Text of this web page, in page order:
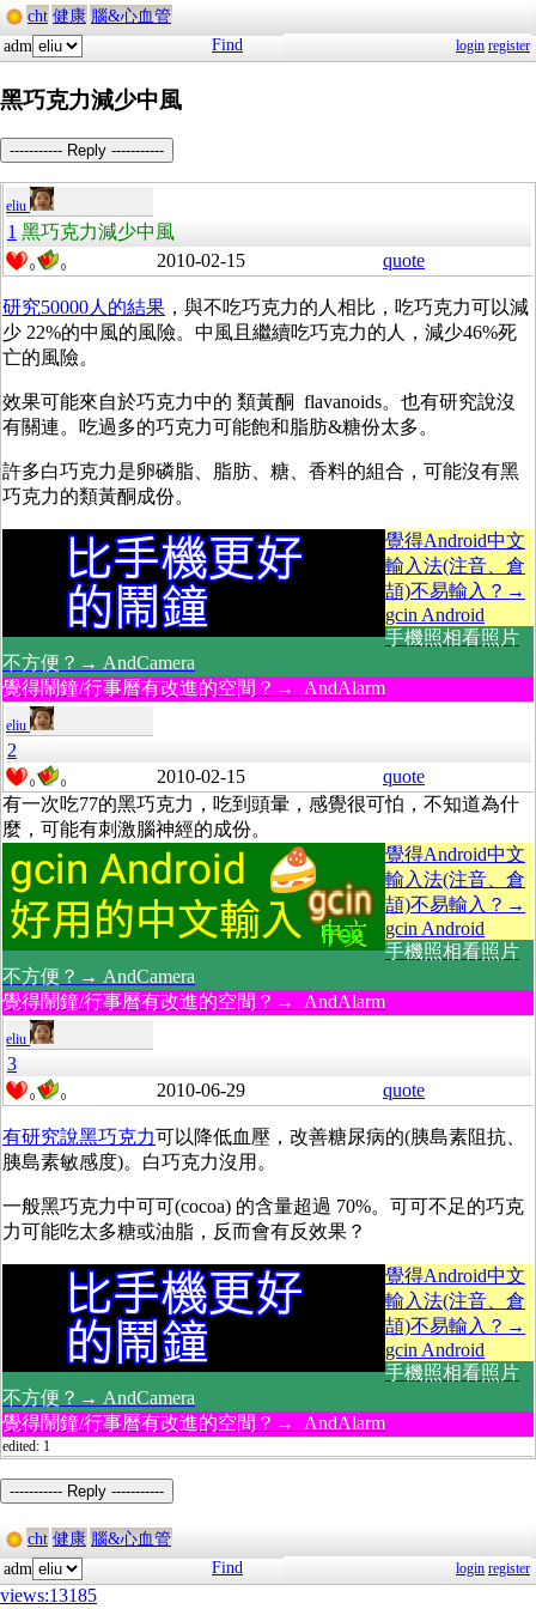
cht 健康 腦&心血管
adm
Find login register
黑巧克力減少中風
----------- Reply -----------
eliu
1 黑巧克力減少中風
0 0 2010-02-15 quote
研究50000人的結果 ，與不吃巧克力的人相比，吃巧克力可以減
少 22%的中風的風險。中風且繼續吃巧克力的人，減少46%死
亡的風險。
效果可能來自於巧克力中的 類黃酮 flavanoids。也有研究說沒
有關連。吃過多的巧克力可能飽和脂肪&糖份太多。
許多白巧克力是卵磷脂、脂肪、糖、香料的組合，可能沒有黑
巧克力的類黃酮成份。
覺得Android中文
輸入法(注音、倉
頡)不易輸入？→
gcin Android
手機照相看照片
不方便？→ AndCamera
覺得鬧鐘/行事曆有改進的空間？→ AndAlarm
eliu
2
0 0 2010-02-15
quote
有一次吃77的黑巧克力，吃到頭暈，感覺很可怕，不知道為什
麼，可能有刺激腦神經的成份。
覺得Android中文
輸入法(注音、倉
頡)不易輸入？→
gcin Android
手機照相看照片
不方便？→ AndCamera
覺得鬧鐘/行事曆有改進的空間？→ AndAlarm
eliu
3
0 0 2010-06-29 quote
有研究說黑巧克力可以降低血壓，改善糖尿病的(胰島素阻抗、
胰島素敏感度)。白巧克力沒用。
一般黑巧克力中可可(cocoa) 的含量超過 70%。可可不足的巧克
力可能吃太多糖或油脂，反而會有反效果？
覺得Android中文
輸入法(注音、倉
頡)不易輸入？→
gcin Android
手機照相看照片
不方便？→ AndCamera
覺得鬧鐘/行事曆有改進的空間？→ AndAlarm
edited: 1
----------- Reply -----------
cht 健康 腦&心血管
adm
Find login register
views:13185